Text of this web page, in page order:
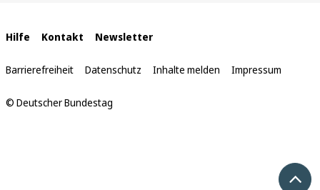
Interne
Links
Hilfe Kontakt Newsletter
Barrierefreiheit Datenschutz Inhalte melden Impressum
© Deutscher Bundestag